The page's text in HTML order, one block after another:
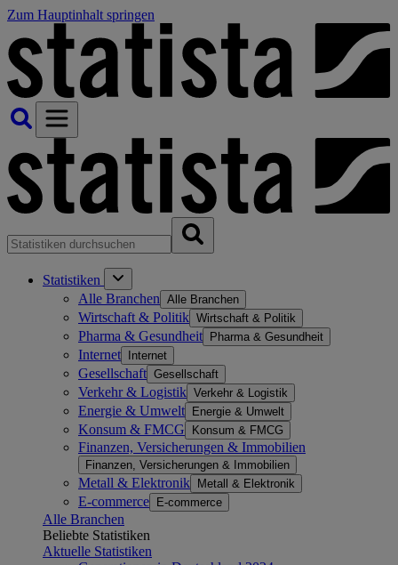
Zum Hauptinhalt springen
Statistiken
Alle Branchen Alle Branchen
Wirtschaft & Politik Wirtschaft & Politik
Pharma & Gesundheit Pharma & Gesundheit
Internet Internet
Gesellschaft Gesellschaft
Verkehr & Logistik Verkehr & Logistik
Energie & Umwelt Energie & Umwelt
Konsum & FMCG Konsum & FMCG
Finanzen, Versicherungen & Immobilien
Finanzen, Versicherungen & Immobilien
Metall & Elektronik Metall & Elektronik
E-commerce E-commerce
Alle Branchen
Beliebte Statistiken
Aktuelle Statistiken